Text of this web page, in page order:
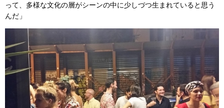
って、多様な文化の層がシーンの中に少しづつ生まれていると思う
んだ」